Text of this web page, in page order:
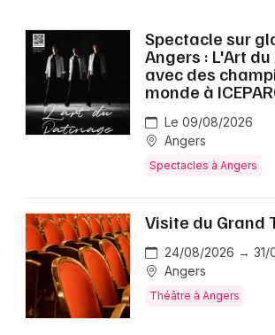
Spectacle sur
Angers : L'Art
avec des
monde à
Le 09/08/2026
Angers
Spectacles à Angers
Visite du Grand
24/08/2026 → 31/
Angers
Théâtre à Angers